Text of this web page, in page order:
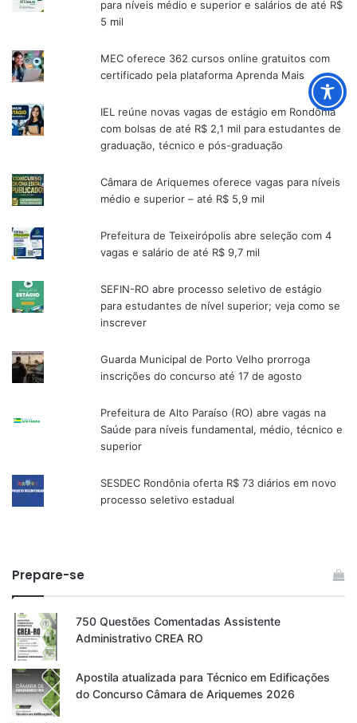
para níveis médio e superior e salários de até R$
5 mil
MEC oferece 362 cursos online gratuitos com
certificado pela plataforma Aprenda Mais
IEL reúne novas vagas de estágio em Rondônia
com bolsas de até R$ 2,1 mil para estudantes de
graduação, técnico e pós-graduação
Câmara de Ariquemes oferece vagas para níveis
médio e superior – até R$ 5,9 mil
Prefeitura de Teixeirópolis abre seleção com 4
vagas e salário de até R$ 9,7 mil
SEFIN-RO abre processo seletivo de estágio
para estudantes de nível superior; veja como se
inscrever
Guarda Municipal de Porto Velho prorroga
inscrições do concurso até 17 de agosto
Prefeitura de Alto Paraíso (RO) abre vagas na
Saúde para níveis fundamental, médio, técnico e
superior
SESDEC Rondônia oferta R$ 73 diários em novo
processo seletivo estadual
Prepare-se
750 Questões Comentadas Assistente
Administrativo CREA RO
Apostila atualizada para Técnico em Edificações
do Concurso Câmara de Ariquemes 2026